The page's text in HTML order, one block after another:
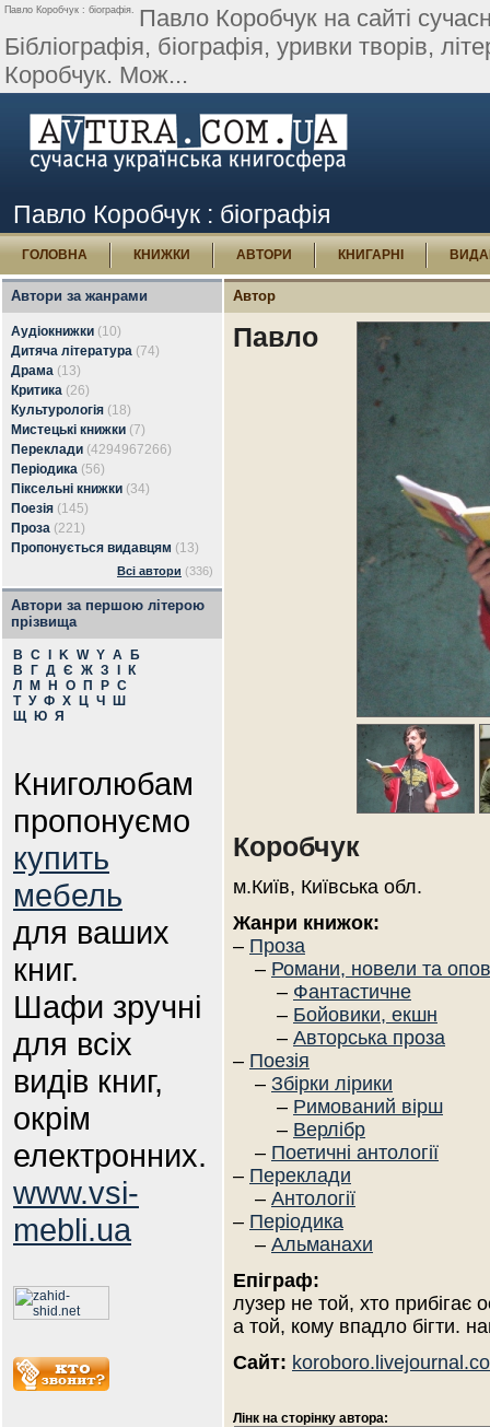
Павло Коробчук : біографія. Павло Коробчук на сайті
Бібліографія, біографія, уривки творів,
Коробчук. Мож...
Павло Коробчук : біографія
ГОЛОВНА КНИЖКИ АВТОРИ КНИГАРНІ
Автори за жанрами
Аудіокнижки (10)
Дитяча література (74)
Драма (13)
Критика (26)
Культурологія (18)
Мистецькі книжки (7)
Переклади (4294967266)
Періодика (56)
Піксельні книжки (34)
Поезія (145)
Проза (221)
Пропонується видавцям (13)
Всі автори (336)
Автори за першою літерою
прізвища
B C K W Y А
Б
В
Г Д Є Ж З
К
Л
М Н О П Р С
Т У Ф Х Ц Ч
Ш
Щ
Ю Я
Книголюбам
пропонуємо
купить
мебель
для ваших
книг.
Шафи зручні
для всіх
видів книг,
окрім
електронних.
www.vsi-
mebli.ua
Автор
Павло
Коробчук
м.Київ, Київська обл.
Жанри книжок:
– Проза
– Романи, новели та
– Фантастичне
– Бойовики, екшн
– Авторська проза
– Поезія
– Збірки лірики
– Римований вірш
– Верлібр
– Поетичні антології
– Переклади
– Антології
– Періодика
– Альманахи
Епіграф:
лузер не той, хто прибігає
а той, кому впадло бігти.
Сайт:
Лінк на сторінку автора: